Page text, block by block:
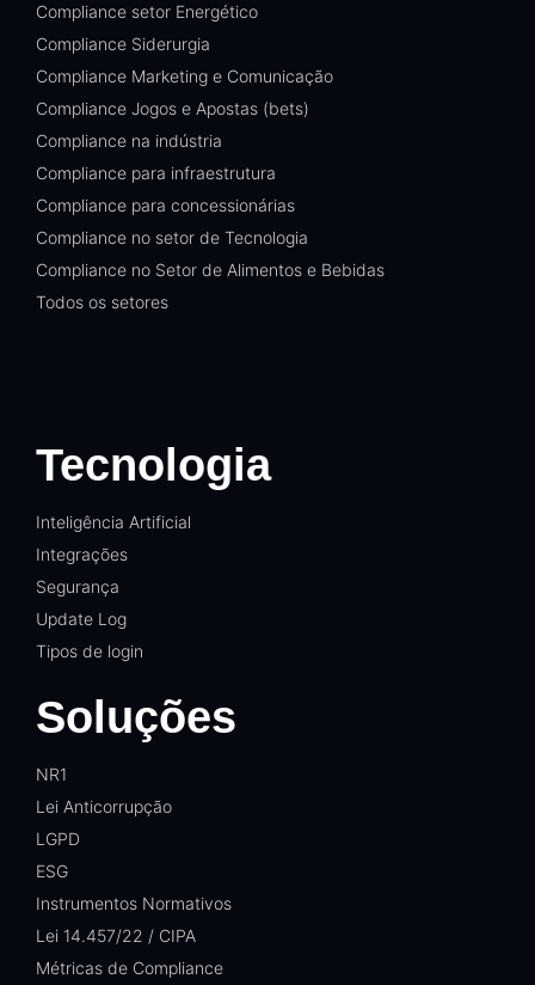
Compliance setor Energético
Compliance Siderurgia
Compliance Marketing e Comunicação
Compliance Jogos e Apostas (bets)
Compliance na indústria
Compliance para infraestrutura
Compliance para concessionárias
Compliance no setor de Tecnologia
Compliance no Setor de Alimentos e Bebidas
Todos os setores
Tecnologia
Inteligência Artificial
Integrações
Segurança
Update Log
Tipos de login
Soluções
NR1
Lei Anticorrupção
LGPD
ESG
Instrumentos Normativos
Lei 14.457/22 / CIPA
Métricas de Compliance